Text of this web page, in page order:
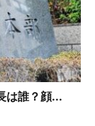
は誰？顔...